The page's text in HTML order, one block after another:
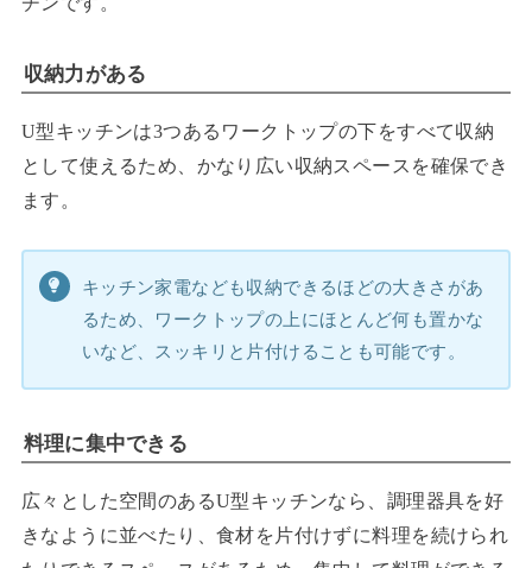
収納力がある
U型キッチンは3つあるワークトップの下をすべて収納
として使えるため、かなり広い収納スペースを確保でき
ます。
キッチン家電なども収納できるほどの大きさがあ
るため、ワークトップの上にほとんど何も置かな
いなど、スッキリと片付けることも可能です。
料理に集中できる
広々とした空間のあるU型キッチンなら、調理器具を好
きなように並べたり、食材を片付けずに料理を続けられ